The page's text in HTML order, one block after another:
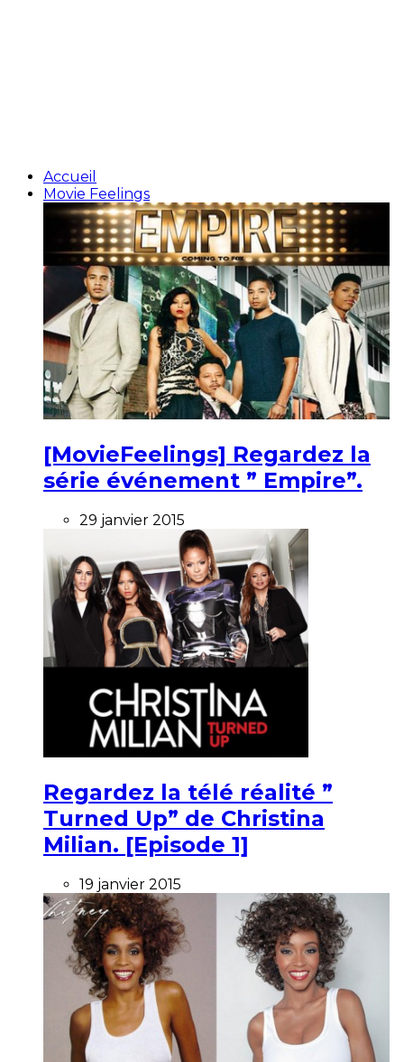
Accueil
Movie Feelings
[MovieFeelings] Regardez la
série événement ” Empire”.
29 janvier 2015
Regardez la télé réalité ”
Turned Up” de Christina
Milian. [Episode 1]
19 janvier 2015